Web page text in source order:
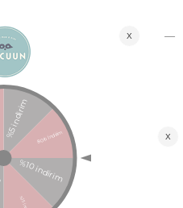
Lamba İçerik ve
teknolojisi.
kullanımı güvenli ve kolay
kaçış önleyici toplama